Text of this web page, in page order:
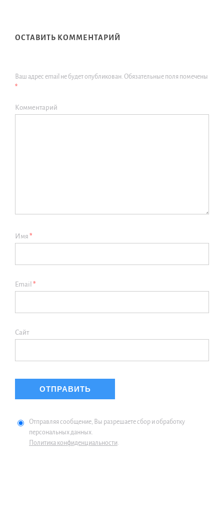
ОСТАВИТЬ КОММЕНТАРИЙ
Ваш адрес email не будет опубликован. Обязательные поля помечены
*
Комментарий
Имя *
Email *
Сайт
Отправляя сообщение, Вы разрешаете сбор и обработку
персональных данных.
Политика конфиденциальности.